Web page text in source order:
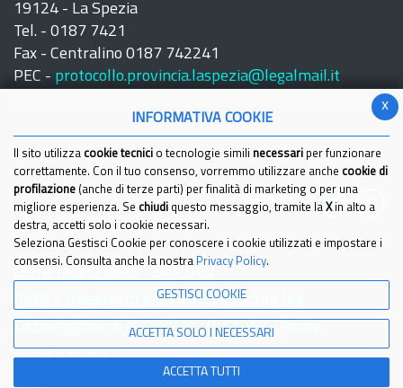
19124 - La Spezia
Tel. - 0187 7421
Fax - Centralino 0187 742241
PEC - protocollo.provincia.laspezia@legalmail.it
Seguici su:
IBAN e pagamenti informatici
Partita Iva
Dichiarazione di Accessibilita'
Cookies Policy
Privacy Policy
© 2021 Provincia della Spezia - Tutti i diritti riservati
x
INFORMATIVA COOKIE
Il sito utilizza cookie tecnici o tecnologie simili necessari per funzionare
correttamente. Con il tuo consenso, vorremmo utilizzare anche cookie di
profilazione (anche di terze parti) per finalità di marketing o per una
migliore esperienza. Se chiudi questo messaggio, tramite la Xin alto a
destra, accetti solo i cookie necessari.
Seleziona Gestisci Cookie per conoscere i cookie utilizzati e impostare i
consensi. Consulta anche la nostra Privacy Policy.
GESTISCI COOKIE
ACCETTA SOLO I NECESSARI
ACCETTA TUTTI